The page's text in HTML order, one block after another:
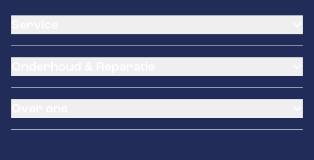
Banden service
Pechhulp
Schade en reparatie